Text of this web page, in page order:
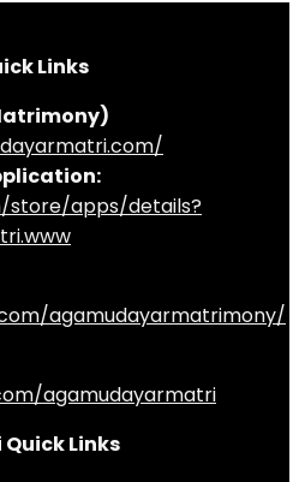
Links
store/apps/details?
agamudayarmatrimony/
agamudayarmatri
Links